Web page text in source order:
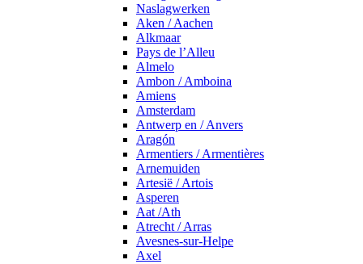
Naslagwerken
Aken / Aachen
Alkmaar
Pays de l’Alleu
Almelo
Ambon / Amboina
Amiens
Amsterdam
Antwerp en / Anvers
Aragón
Armentiers / Armentières
Arnemuiden
Artesië / Artois
Asperen
Aat /Ath
Atrecht / Arras
Avesnes-sur-Helpe
Axel